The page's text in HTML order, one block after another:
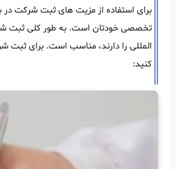
برای استفاده از مزیت های ثبت شرکت در
تخصصی خودتان است. به طور کلی ثبت
المللی را دارند، مناسب است. برای
کنید: